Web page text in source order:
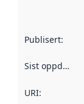
Publisert:
Sist oppdatert
URI: